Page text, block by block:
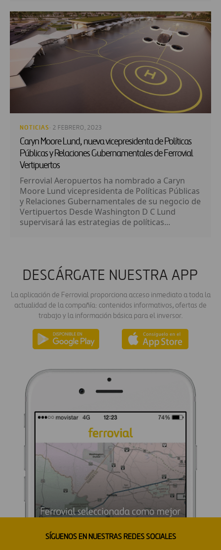
NOTICIAS · 2 FEBRERO, 2023
Caryn Moore Lund, nueva vicepresidenta de Políticas
Públicas y Relaciones Gubernamentales de Ferrovial
Vertipuertos
Ferrovial Aeropuertos ha nombrado a Caryn
Moore Lund vicepresidenta de Políticas Públicas
y Relaciones Gubernamentales de su negocio de
Vertipuertos Desde Washington D C Lund
supervisará las estrategias de políticas...
DESCÁRGATE NUESTRA APP
La aplicación de Ferrovial proporciona acceso inmediato a toda la
actualidad de la compañía: contenidos informativos, ofertas de
trabajo y la información básica para el inversor.
SÍGUENOS EN NUESTRAS REDES SOCIALES